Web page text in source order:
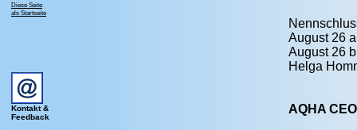
Diese Seite
als Startseite
Kontakt &
Feedback
August 26
August 26
Helga
AQHA